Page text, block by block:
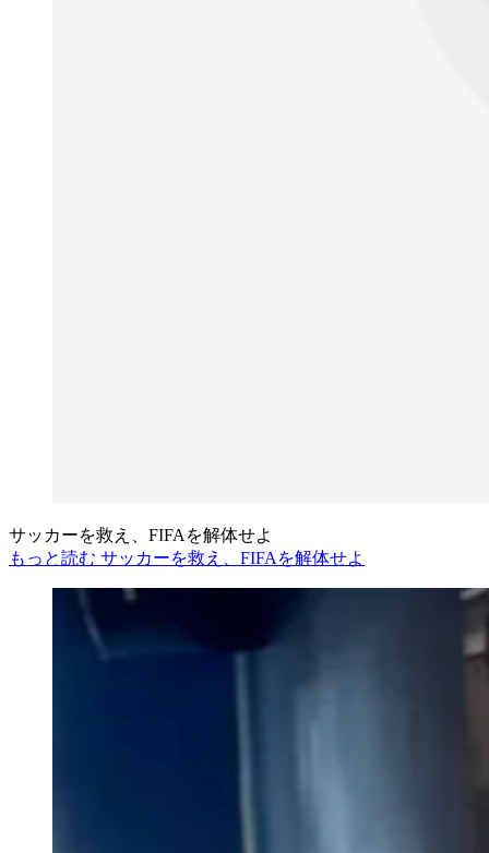
サッカーを救え、FIFAを解体せよ
もっと読む サッカーを救え、FIFAを解体せよ